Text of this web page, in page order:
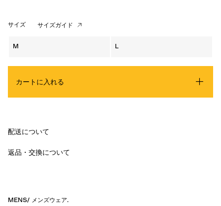
サイズ サイズガイド
M L
カートに入れる
配送について
返品・交換について
MENS/ メンズウェア.